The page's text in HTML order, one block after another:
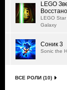
LEGO
LEGO Star
Galaxy
Соник 3
Sonic the
ВСЕ РОЛИ (10)